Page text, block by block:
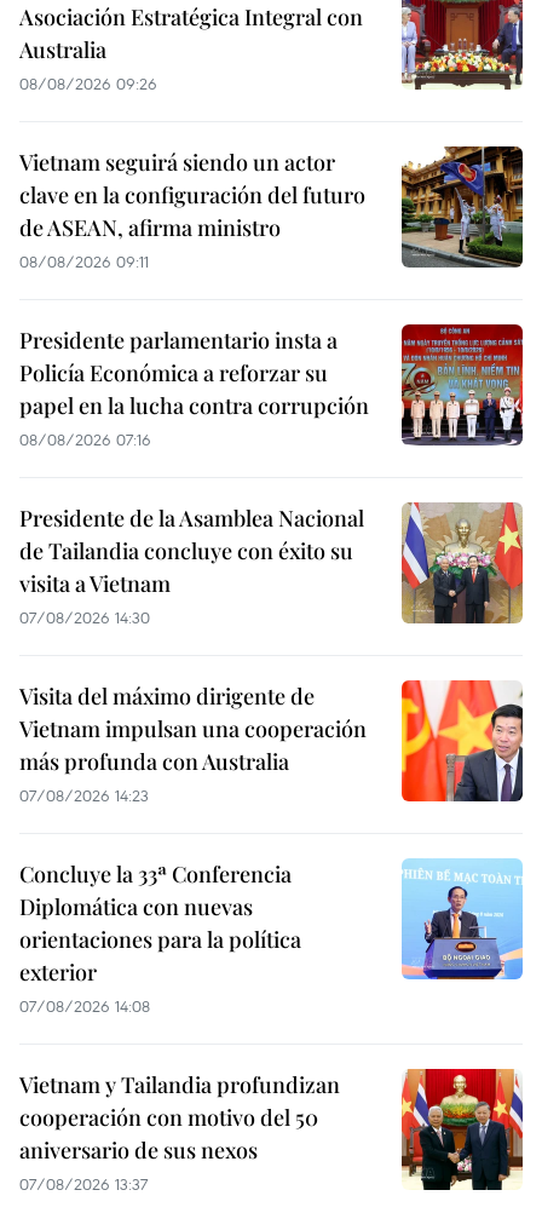
Asociación Estratégica Integral con
Australia
08/08/2026 09:26
Vietnam seguirá siendo un actor
clave en la configuración del futuro
de ASEAN, afirma ministro
08/08/2026 09:11
Presidente parlamentario insta a
Policía Económica a reforzar su
papel en la lucha contra corrupción
08/08/2026 07:16
Presidente de la Asamblea Nacional
de Tailandia concluye con éxito su
visita a Vietnam
07/08/2026 14:30
Visita del máximo dirigente de
Vietnam impulsan una cooperación
más profunda con Australia
07/08/2026 14:23
Concluye la 33ª Conferencia
Diplomática con nuevas
orientaciones para la política
exterior
07/08/2026 14:08
Vietnam y Tailandia profundizan
cooperación con motivo del 50
aniversario de sus nexos
07/08/2026 13:37